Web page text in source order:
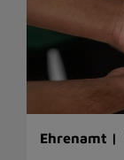
Ehrenamt |